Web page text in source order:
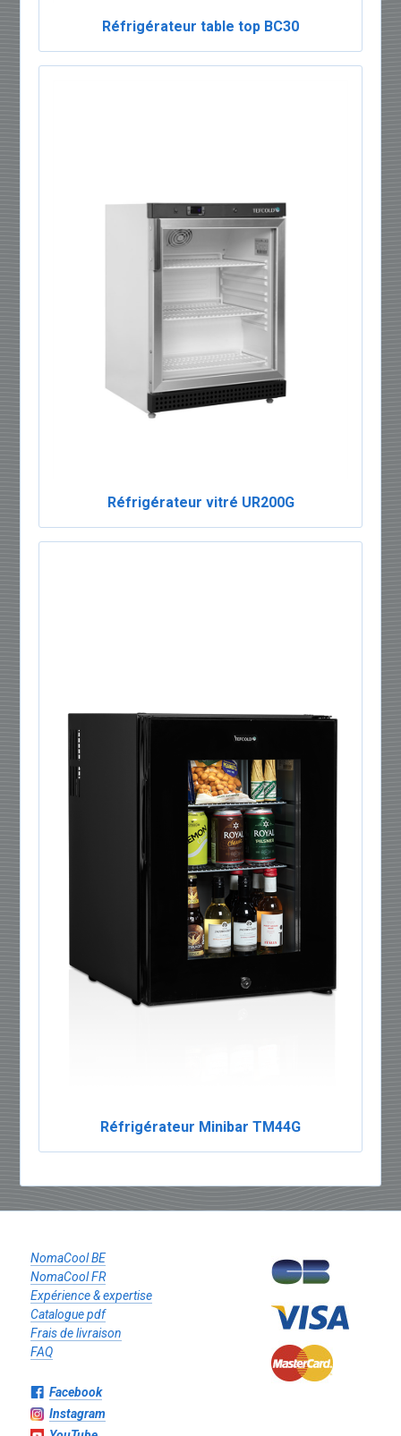
Réfrigérateur table top BC30
Réfrigérateur vitré UR200G
Réfrigérateur Minibar TM44G
NomaCool BE
NomaCool FR
Expérience & expertise
Catalogue pdf
Frais de livraison
FAQ
Facebook
Instagram